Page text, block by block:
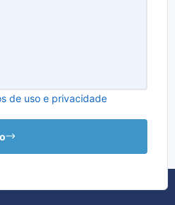
biofiltragem é 100%
com a área onde a
estar dos colaboradores.
contato com substâncias
de uso e privacidade